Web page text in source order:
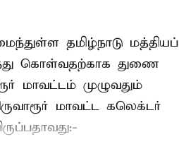
தமிழ்நாடு மத்தியப்
கொள்வதற்காக துணை
மாவட்டம் முழுவதும்
மாவட்ட கலெக்டர்